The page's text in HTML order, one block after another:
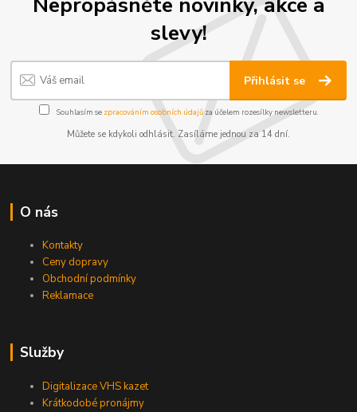
slevy!
Přihlásit se
Souhlasím se zpracováním osobních údajůza účelem rozesílky newsletteru.
Můžete se kdykoli odhlásit. Zasíláme jednou za 14 dní.
O nás
Kontakty
Ceny dopravy
Obchodní podmínky
Reklamace
Služby
Digitalizace VHS kazet
Krátkodobé pronájmy